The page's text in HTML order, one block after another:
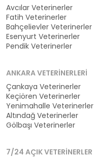
Avcılar Veterinerler
Fatih Veterinerler
Bahçelievler Veterinerler
Esenyurt Veterinerler
Pendik Veterinerler
ANKARA VETERINERLERI
Çankaya Veterinerler
Keçiören Veterinerler
Yenimahalle Veterinerler
Altındağ Veterinerler
Gölbaşı Veterinerler
7/24 AÇIK VETERINERLER